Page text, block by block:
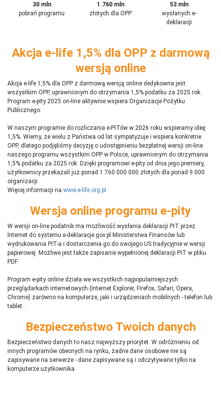
30 mln
pobrań programu
1.760 mln
złotych dla OPP
53 mln
wysłanych e-
deklaracji
Akcja e-life 1,5% dla OPP z darmową
wersją online
Akcja e-life 1,5% dla OPP z darmową wersją online dedykowna jest
wszystkim OPP, uprawnionym do otrzymania 1,5% podatku za 2025 rok.
Program e-pity 2025 on-line aktywnie wspiera Organizacje Pożytku
Publicznego.
W naszym programie do rozliczania e-PITów w 2026 roku wspieramy ideę
1,5%. Wiemy, że wielu z Państwa od lat sympatyzuje i wspiera konkretne
OPP, dlatego podjęliśmy decyzję o udostępnieniu bezpłatnej wersji on-line
naszego programu wszystkim OPP w Polsce, uprawnionym do otrzymania
1,5% podatku za 2025 rok. Dzięki programowi e-pity od dnia jego premiery,
użytkownicy przekazali już ponad 1 760 000 000 złotych dla ponad 9 000
organizacji.
Więcej informacji na www.e-life.org.pl
Wersja online programu e-pity
W wersji on-line podatnik ma możliwość wysłania deklaracji PIT przez
Internet do systemu e-deklaracje.gov.pl Ministerstwa Finansów lub
wydrukowania PIT-a i dostarczenia go do swojego US tradycyjnie w wersji
papierowej. Możliwe jest także zapisanie wypełnionej deklaracji PIT w pliku
PDF.
Program e-pity online działa we wszystkich najpopularniejszych
przeglądarkach internetowych (Internet Explorer, Firefox, Safari, Opera,
Chrome) zarówno na komputerze, jaki i urządzeniach mobilnych - telefon lub
tablet..
Bezpieczeństwo Twoich danych
Bezpieczeństwo danych to nasz najwyższy priorytet. W odróżnieniu od
innych programów obecnych na rynku, żadne dane osobowe nie są
zapisywane na serwerze - dane zapisywane są i odczytywane tylko na
komputerze użytkownika.